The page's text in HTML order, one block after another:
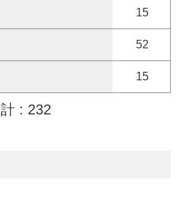
15
52
15
計 : 232